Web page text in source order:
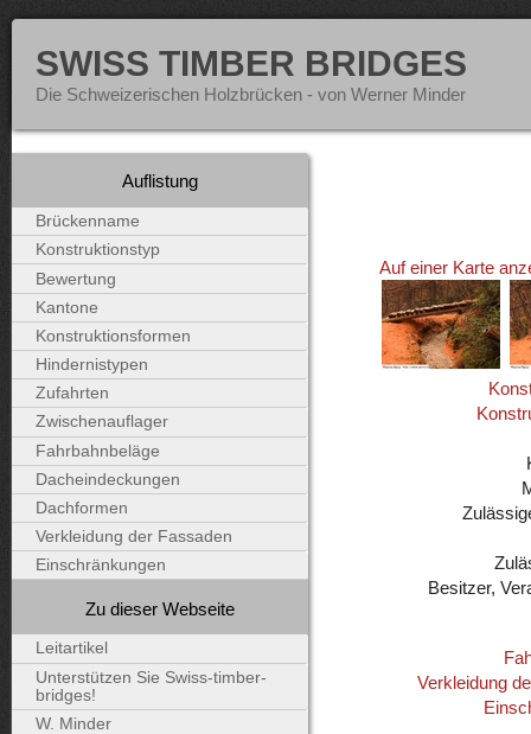
SWISS TIMBER BRIDGES
Die Schweizerischen Holzbrücken - von Werner Minder
Auf einer Karte
Besitzer,
Verkleidung
Auflistung
Brückenname
Konstruktionstyp
Bewertung
Kantone
Konstruktionsformen
Hindernistypen
Zufahrten
Zwischenauflager
Fahrbahnbeläge
Dacheindeckungen
Dachformen
Verkleidung der Fassaden
Einschränkungen
Zu dieser Webseite
Leitartikel
Unterstützen Sie Swiss-timber-
bridges!
W. Minder